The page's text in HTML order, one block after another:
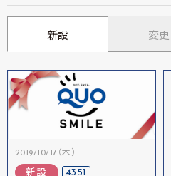
新設 変更
2019/10/17（木）
新設 4351